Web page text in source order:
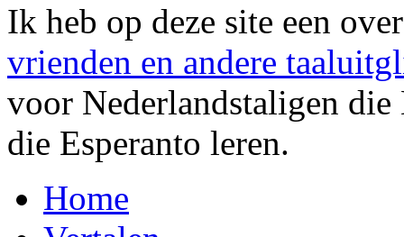
Ik heb op deze site een
vrienden en andere
voor Nederlandstaligen
die Esperanto leren.
Home